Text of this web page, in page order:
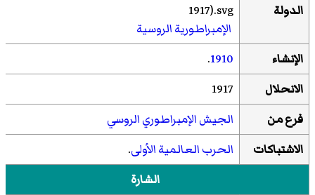
الدولة
الإمبراطورية الروسية
الإنشاء
1910
.
الانحلال
1917
فرع من
الجيش الإمبراطوري الروسي
الاشتباكات
الحرب العالمية الأولى.
الشارة